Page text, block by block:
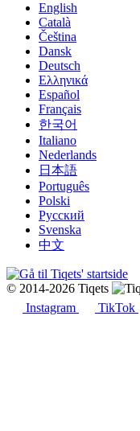
English
Català
Čeština
Dansk
Deutsch
Ελληνικά
Español
Français
한국어
Italiano
Nederlands
日本語
Português
Polski
Русский
Svenska
中文
© 2014-2026 Tiqets
Instagram
TikTok